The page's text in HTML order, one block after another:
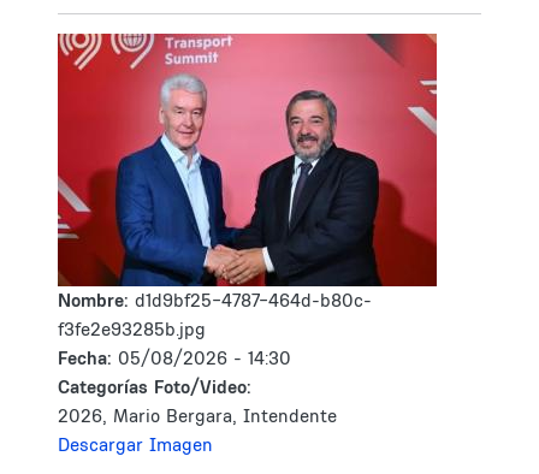
Nombre: d1d9bf25-4787-464d-b80c-
f3fe2e93285b.jpg
Fecha: 05/08/2026 - 14:30
Categorías Foto/Video:
2026, Mario Bergara, Intendente
Descargar Imagen